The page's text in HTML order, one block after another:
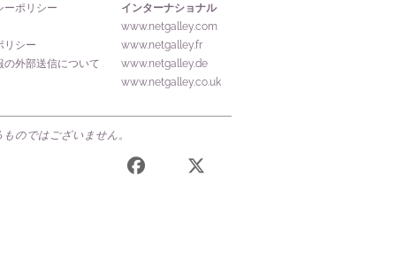
ーポリシー
リシー
の外部送信について
インターナショナル
www.netgalley.com
www.netgalley.fr
www.netgalley.de
www.netgalley.co.uk
のではございません。